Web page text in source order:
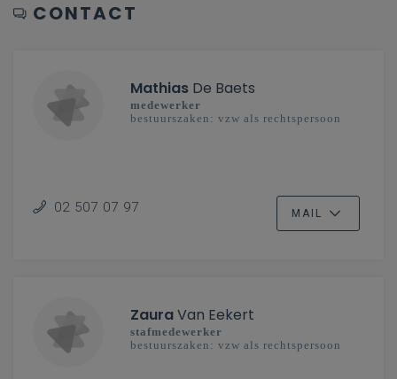
CONTACT
Mathias De Baets
medewerker
bestuurszaken: vzw als rechtspersoon
02 507 07 97 MAIL
ZauraVan Eekert
stafmedewerker
bestuurszaken: vzw als rechtspersoon